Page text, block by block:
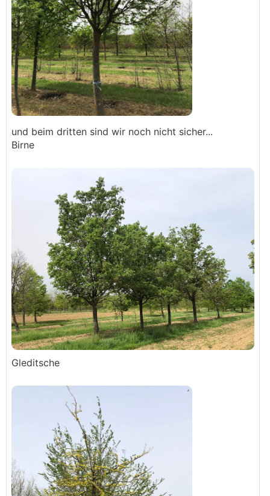
und beim dritten sind wir noch nicht sicher...
Birne
Gleditsche